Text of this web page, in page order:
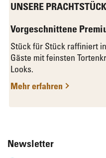
UNSERE
Vorgeschnittene
Stück für Stück raffiniert
Gäste mit feinsten
Looks.
Mehr erfahren
Newsletter